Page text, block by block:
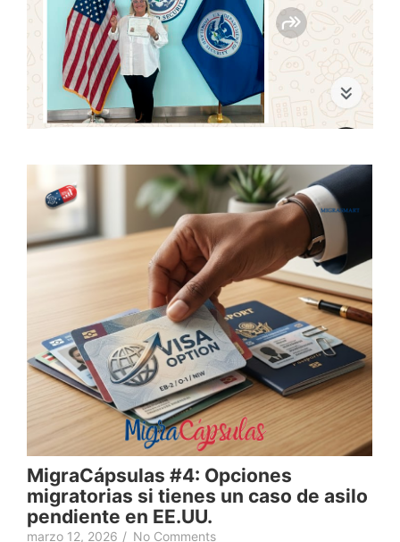
MigraCápsulas #4: Opciones
migratorias si tienes un caso de asilo
pendiente en EE.UU.
marzo 12, 2026 / No Comments